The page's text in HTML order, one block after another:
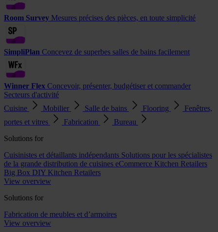
Room Survey Mesures précises des pièces, en toute simplicité
SimpliPlan Concevez de superbes salles de bains facilement
Winner Flex Concevoir, présenter, budgétiser et commander
Secteurs d'activité
Cuisine
Mobilier Salle de bains Flooring
Fenêtres,
portes et vitres
Fabrication
Bureau
Solutions for
Cuisinistes et détaillants indépendants Solutions pour les spécialistes
de la grande distribution de cuisines eCommerce Kitchen Retailers
Big Box DIY Kitchen Retailers
View overview
Solutions for
Fabrication de meubles et d’armoires
View overview